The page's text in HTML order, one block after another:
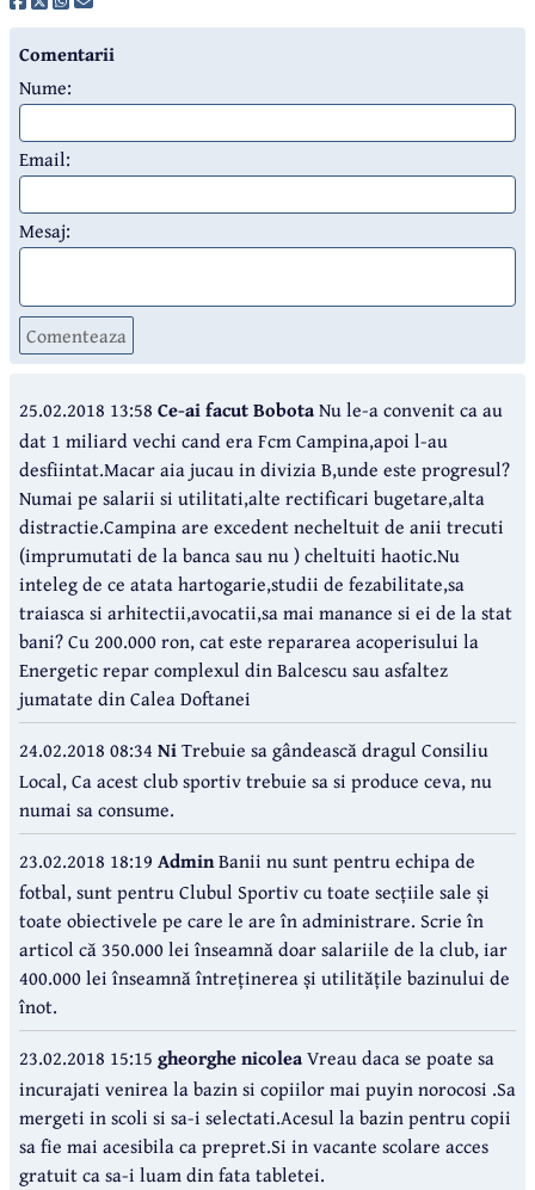
Comentarii
Nume:
Email:
Mesaj:
Comenteaza
25.02.2018 13:58 Ce-ai facut BobotaNu le-a convenit ca au
dat 1 miliard vechi cand era Fcm Campina,apoi l-au
desfiintat.Macar aia jucau in divizia B,unde este progresul?
Numai pe salarii si utilitati,alte rectificari bugetare,alta
distractie.Campina are excedent necheltuit de anii trecuti
(imprumutati de la banca sau nu ) cheltuiti haotic.Nu
inteleg de ce atata hartogarie,studii de fezabilitate,sa
traiasca si arhitectii,avocatii,sa mai manance si ei de la stat
bani? Cu 200.000 ron, cat este repararea acoperisului la
Energetic repar complexul din Balcescu sau asfaltez
jumatate din Calea Doftanei
24.02.2018 08:34 NiTrebuie sa gândească dragul Consiliu
Local, Ca acest club sportiv trebuie sa si produce ceva, nu
numai sa consume.
23.02.2018 18:19 AdminBanii nu sunt pentru echipa de
fotbal, sunt pentru Clubul Sportiv cu toate secțiile sale și
toate obiectivele pe care le are în administrare. Scrie în
articol că 350.000 lei înseamnă doar salariile de la club, iar
400.000 lei înseamnă întreținerea și utilitățile bazinului de
înot.
23.02.2018 15:15 gheorghe nicoleaVreau daca se poate sa
incurajati venirea la bazin si copiilor mai puyin norocosi .Sa
mergeti in scoli si sa-i selectati.Acesul la bazin pentru copii
sa fie mai acesibila ca prepret.Si in vacante scolare acces
gratuit ca sa-i luam din fata tabletei.